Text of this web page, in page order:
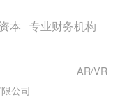
本 专业财务机构
公司
AR/VR